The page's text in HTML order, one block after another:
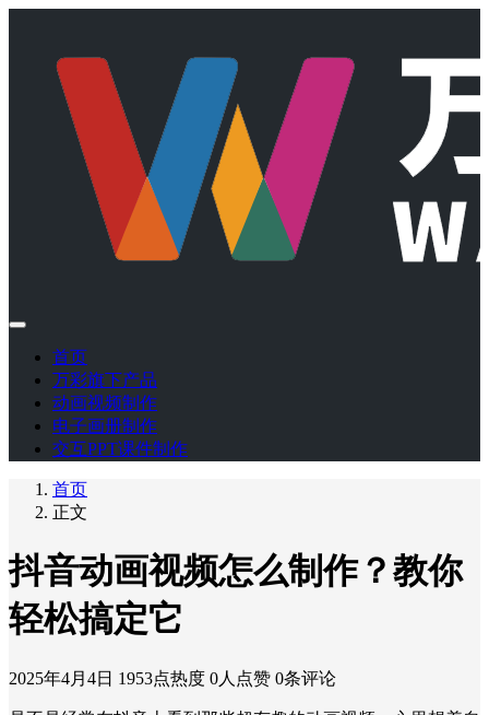
首页
万彩旗下产品
动画视频制作
电子画册制作
交互PPT课件制作
首页
正文
抖音动画视频怎么制作？教你
轻松搞定它
2025年4月4日 1953点热度 0人点赞 0条评论